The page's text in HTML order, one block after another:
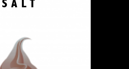
SALT